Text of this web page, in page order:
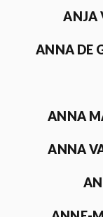
ANJA
ANNA DE
ANNA
ANNA